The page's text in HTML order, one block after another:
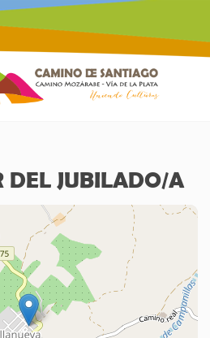
DEL JUBILADO/A